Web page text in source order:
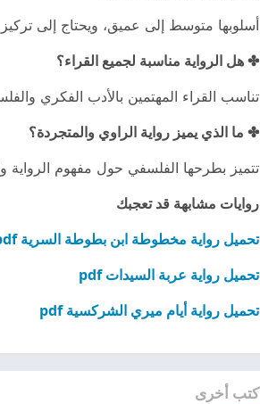
أسلوبها متوسط إلى عميق، ويحتاج إلى تركيز
✤ هل الرواية مناسبة لجميع القراء؟
تناسب القراء المهتمين بالأدب الفكري
✤ ما الذي يميز رواية الراوي والمتجردة؟
تتميز بطرحها الفلسفي حول مفهوم الرواية
روايات مشابهة قد تعجبك
تحميل رواية مخطوطة ابن بطوطة السرية pdf
تحميل رواية عربة السيدات pdf
تحميل رواية أيام ميري الشركسية pdf
كتب أخرى